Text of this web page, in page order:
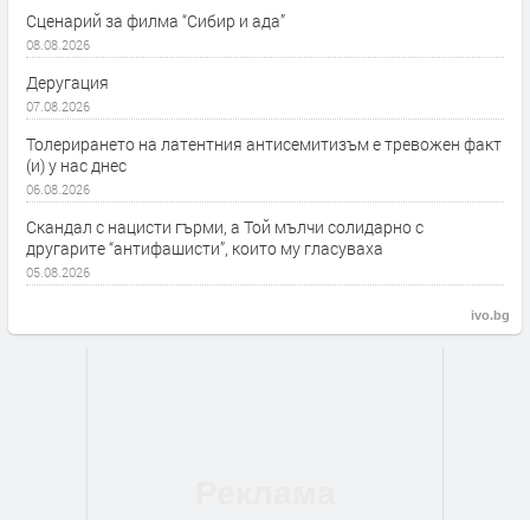
Сценарий за филма “Сибир и ада”
08.08.2026
Деругация
07.08.2026
Толерирането на латентния антисемитизъм е тревожен факт
(и) у нас днес
06.08.2026
Скандал с нацисти гърми, а Той мълчи солидарно с
другарите “антифашисти”, които му гласуваха
05.08.2026
ivo.bg